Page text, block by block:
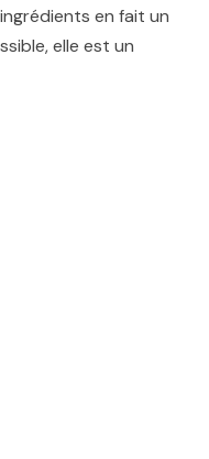
en fait un
elle est un